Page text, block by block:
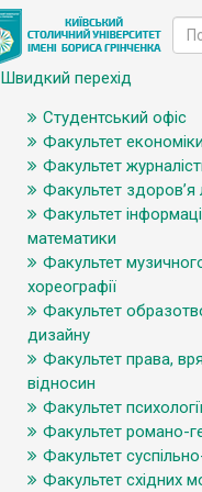
Швидкий перехід
Студентський офіс
Факультет
Факультет
Факультет
Факультет
математики
Факультет
хореографії
Факультет
дизайну
Факультет права,
відносин
Факультет
Факультет романо-
Факультет
Факультет східних